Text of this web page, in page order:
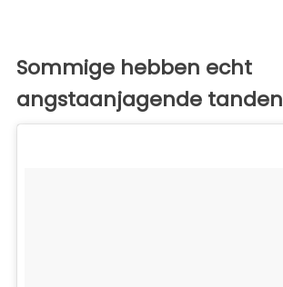
Sommige hebben echt
angstaanjagende tanden